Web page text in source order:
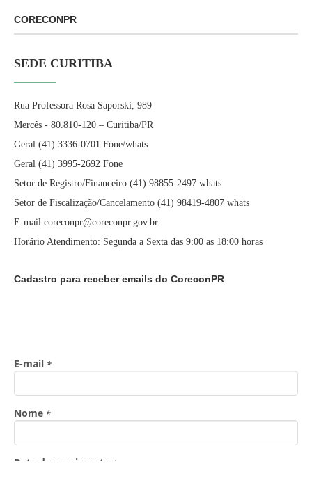
CORECONPR
SEDE CURITIBA
Rua Professora Rosa Saporski, 989
Mercês - 80.810-120 – Curitiba/PR
Geral (41) 3336-0701 Fone/whats
Geral (41) 3995-2692 Fone
Setor de Registro/Financeiro (41) 98855-2497 whats
Setor de Fiscalização/Cancelamento (41) 98419-4807 whats
E-mail:coreconpr@coreconpr.gov.br
Horário Atendimento: Segunda a Sexta das 9:00 as 18:00 horas
Cadastro para receber emails do CoreconPR